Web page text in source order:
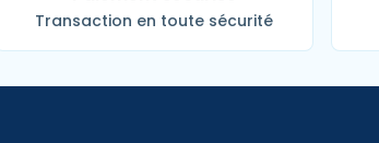
Transaction en toute sécurité